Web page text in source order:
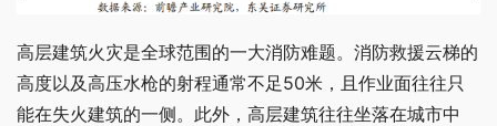
高层建筑火灾是全球范围的一大消防难题。消防救援云梯的
高度以及高压水枪的射程通常不足50米，且作业面往往只
能在失火建筑的一侧。此外，高层建筑往往坐落在城市中